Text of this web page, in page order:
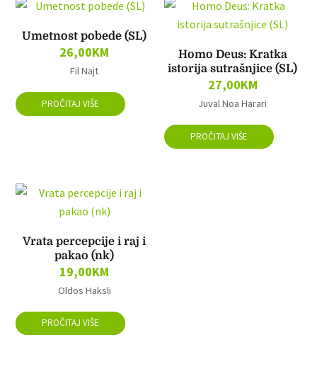
Umetnost pobede (SL)
26,00KM
Fil Najt
PROČITAJ VIŠE
Homo Deus: Kratka
istorija sutrašnjice (SL)
27,00KM
Juval Noa Harari
PROČITAJ VIŠE
Vrata percepcije i raj i
pakao (nk)
19,00KM
Oldos Haksli
PROČITAJ VIŠE